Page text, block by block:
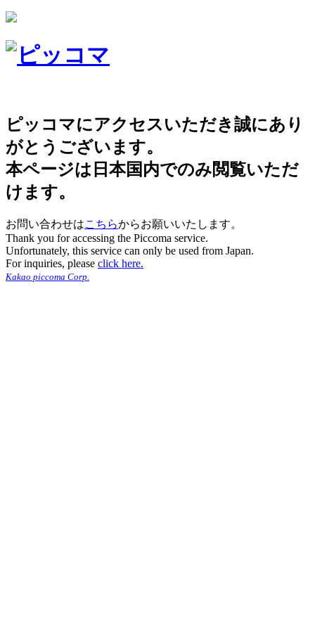
ピッコマにアクセスいただき誠にあり
がとうございます。
本ページは日本国内でのみ閲覧いただ
けます。
お問い合わせはこちらからお願いいたします。
Thank you for accessing the Piccoma service.
Unfortunately, this service can only be used from Japan.
For inquiries, please click here.
Kakao piccoma Corp.